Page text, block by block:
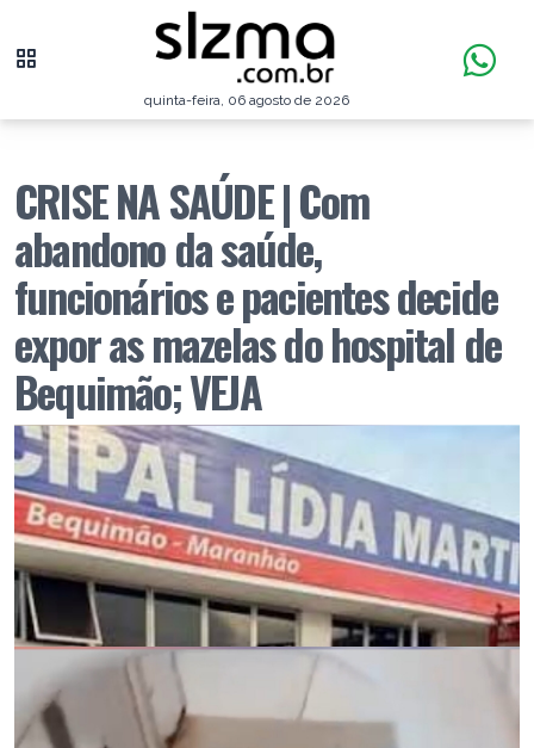
quinta-feira, 06 agosto de 2026
CRISE NA SAÚDE | Com
abandono da saúde,
funcionários e pacientes decide
expor as mazelas do hospital de
Bequimão; VEJA